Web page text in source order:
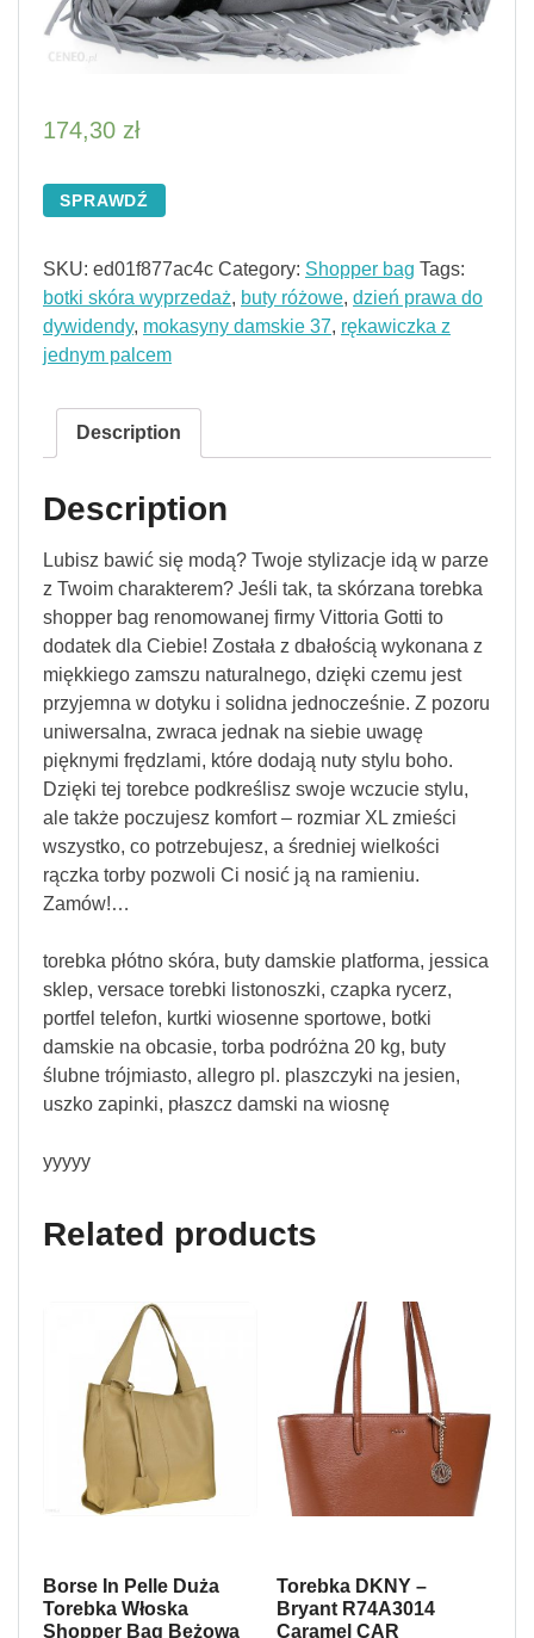
174,30 zł
SPRAWDŹ
SKU: ed01f877ac4c Category: Shopper bag Tags:
botki skóra wyprzedaż, buty różowe, dzień prawa do
dywidendy, mokasyny damskie 37, rękawiczka z
jednym palcem
Description
Description
Lubisz bawić się modą? Twoje stylizacje idą w parze
z Twoim charakterem? Jeśli tak, ta skórzana torebka
shopper bag renomowanej firmy Vittoria Gotti to
dodatek dla Ciebie! Została z dbałością wykonana z
miękkiego zamszu naturalnego, dzięki czemu jest
przyjemna w dotyku i solidna jednocześnie. Z pozoru
uniwersalna, zwraca jednak na siebie uwagę
pięknymi frędzlami, które dodają nuty stylu boho.
Dzięki tej torebce podkreślisz swoje wczucie stylu,
ale także poczujesz komfort – rozmiar XL zmieści
wszystko, co potrzebujesz, a średniej wielkości
rączka torby pozwoli Ci nosić ją na ramieniu.
Zamów!…
torebka płótno skóra, buty damskie platforma, jessica
sklep, versace torebki listonoszki, czapka rycerz,
portfel telefon, kurtki wiosenne sportowe, botki
damskie na obcasie, torba podróżna 20 kg, buty
ślubne trójmiasto, allegro pl. plaszczyki na jesien,
uszko zapinki, płaszcz damski na wiosnę
yyyyy
Related products
Borse In Pelle Duża
Torebka Włoska
Shopper Bag Beżowa
Torebka DKNY –
Bryant R74A3014
Caramel CAR